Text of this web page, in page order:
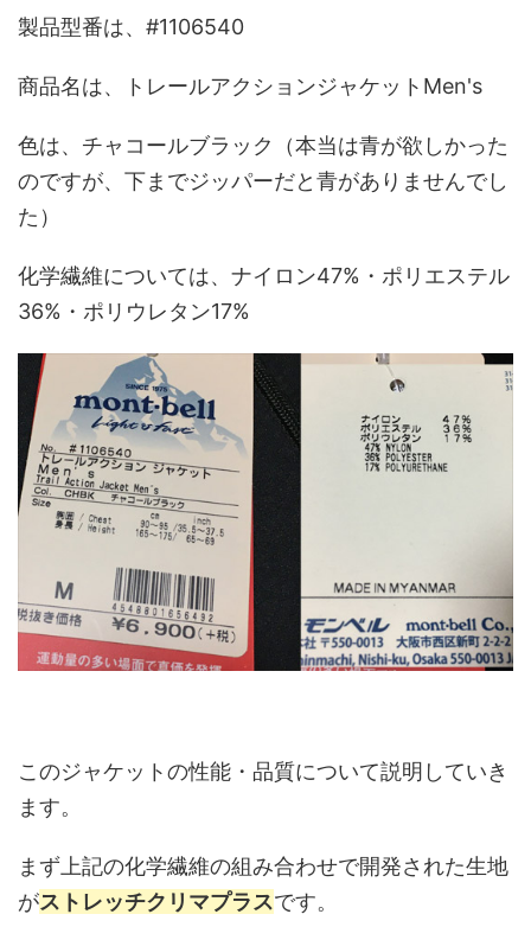
製品型番は、#1106540
商品名は、トレールアクションジャケットMen's
色は、チャコールブラック（本当は青が欲しかった
のですが、下までジッパーだと青がありませんでし
た）
化学繊維については、ナイロン47%・ポリエステル
36%・ポリウレタン17%
このジャケットの性能・品質について説明していき
ます。
まず上記の化学繊維の組み合わせで開発された生地
がストレッチクリマプラスです。